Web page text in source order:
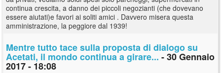
continua crescita, a danno dei piccoli negozianti (che dovevano
essere aiutati)e favori ai soliti amici . Davvero misera questa
amministrazione, la peggiore dal 1939!
Mentre tutto tace sulla proposta di dialogo su
Acetati, il mondo continua a girare... - 30 Gennaio
2017 - 18:08